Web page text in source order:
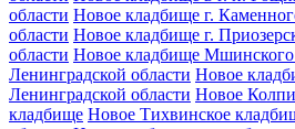
области Новое кладбище г.
области Новое кладбище г.
области Новое кладбище Мшинского
Ленинградской области Новое
Ленинградской области Новое
кладбище Новое Тихвинское